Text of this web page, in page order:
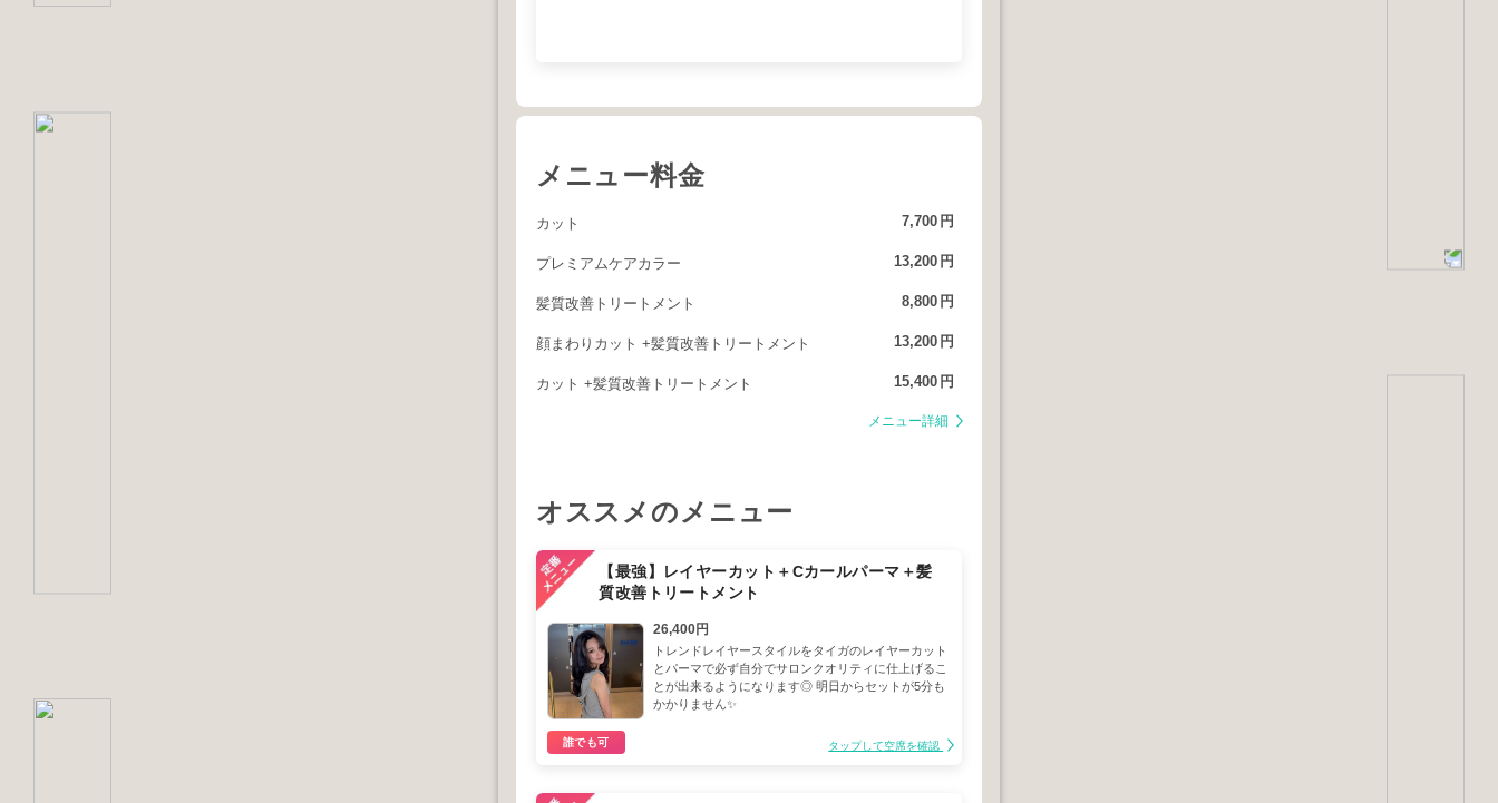
メニュー料金
カット 7,700 円
プレミアムケアカラー 13,200 円
髪質改善トリートメント 8,800 円
顔まわりカット +髪質改善トリートメント 13,200 円
カット +髪質改善トリートメント 15,400 円
メニュー詳細
オススメのメニュー
【最強】レイヤーカット＋Cカールパーマ＋髪
質改善トリートメント
26,400円
トレンドレイヤースタイルをタイガのレイヤーカット
とパーマで必ず自分でサロンクオリティに仕上げるこ
とが出来るようになります◎ 明日からセットが5分も
かかりません✨
誰でも可 タップして空席を確認